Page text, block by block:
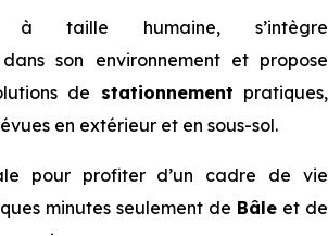
à taille humaine, s’intègre
dans son environnement et propose
de stationnement pratiques,
en extérieur et en sous-sol.
pour profiter d’un cadre de vie
minutes seulement de Bâle et de